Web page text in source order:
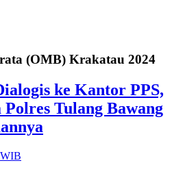
(OMB) Krakatau 2024
ke Kantor PPS,
Polres Tulang Bawang